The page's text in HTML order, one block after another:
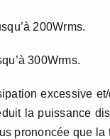
200Wrms.
300Wrms.
excessive
la puissance
prononcée que la